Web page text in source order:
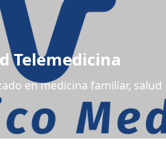
Telemedicina
en medicina familiar, salud